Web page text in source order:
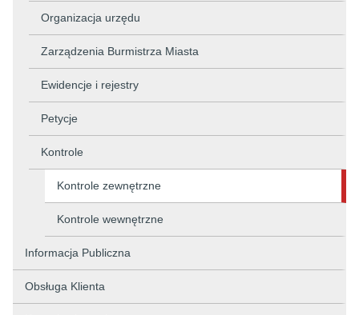
Organizacja urzędu
Zarządzenia Burmistrza Miasta
Ewidencje i rejestry
Petycje
Kontrole
Kontrole zewnętrzne
Kontrole wewnętrzne
Informacja Publiczna
Obsługa Klienta